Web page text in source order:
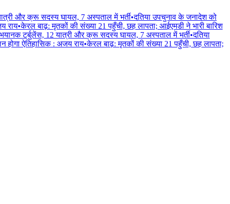
और क्रू सदस्य घायल, 7 अस्पताल में भर्ती•दतिया उपचुनाव के जनादेश को
राय•केरल बाढ़: मृतकों की संख्या 21 पहुँची, छह लापता; आईएमडी ने भारी बारिश
टर्बुलेंस, 12 यात्री और क्रू सदस्य घायल, 7 अस्पताल में भर्ती•दतिया
होगा ऐतिहासिक : अजय राय•केरल बाढ़: मृतकों की संख्या 21 पहुँची, छह लापता;